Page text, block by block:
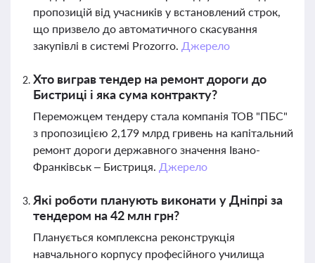
пропозицій від учасників у встановлений строк,
що призвело до автоматичного скасування
закупівлі в системі Prozorro. Джерело
Хто виграв тендер на ремонт дороги до
Бистриці і яка сума контракту?
Переможцем тендеру стала компанія ТОВ "ПБС"
з пропозицією 2,179 млрд гривень на капітальний
ремонт дороги державного значення Івано-
Франківськ – Бистриця. Джерело
Які роботи планують виконати у Дніпрі за
тендером на 42 млн грн?
Планується комплексна реконструкція
навчального корпусу професійного училища